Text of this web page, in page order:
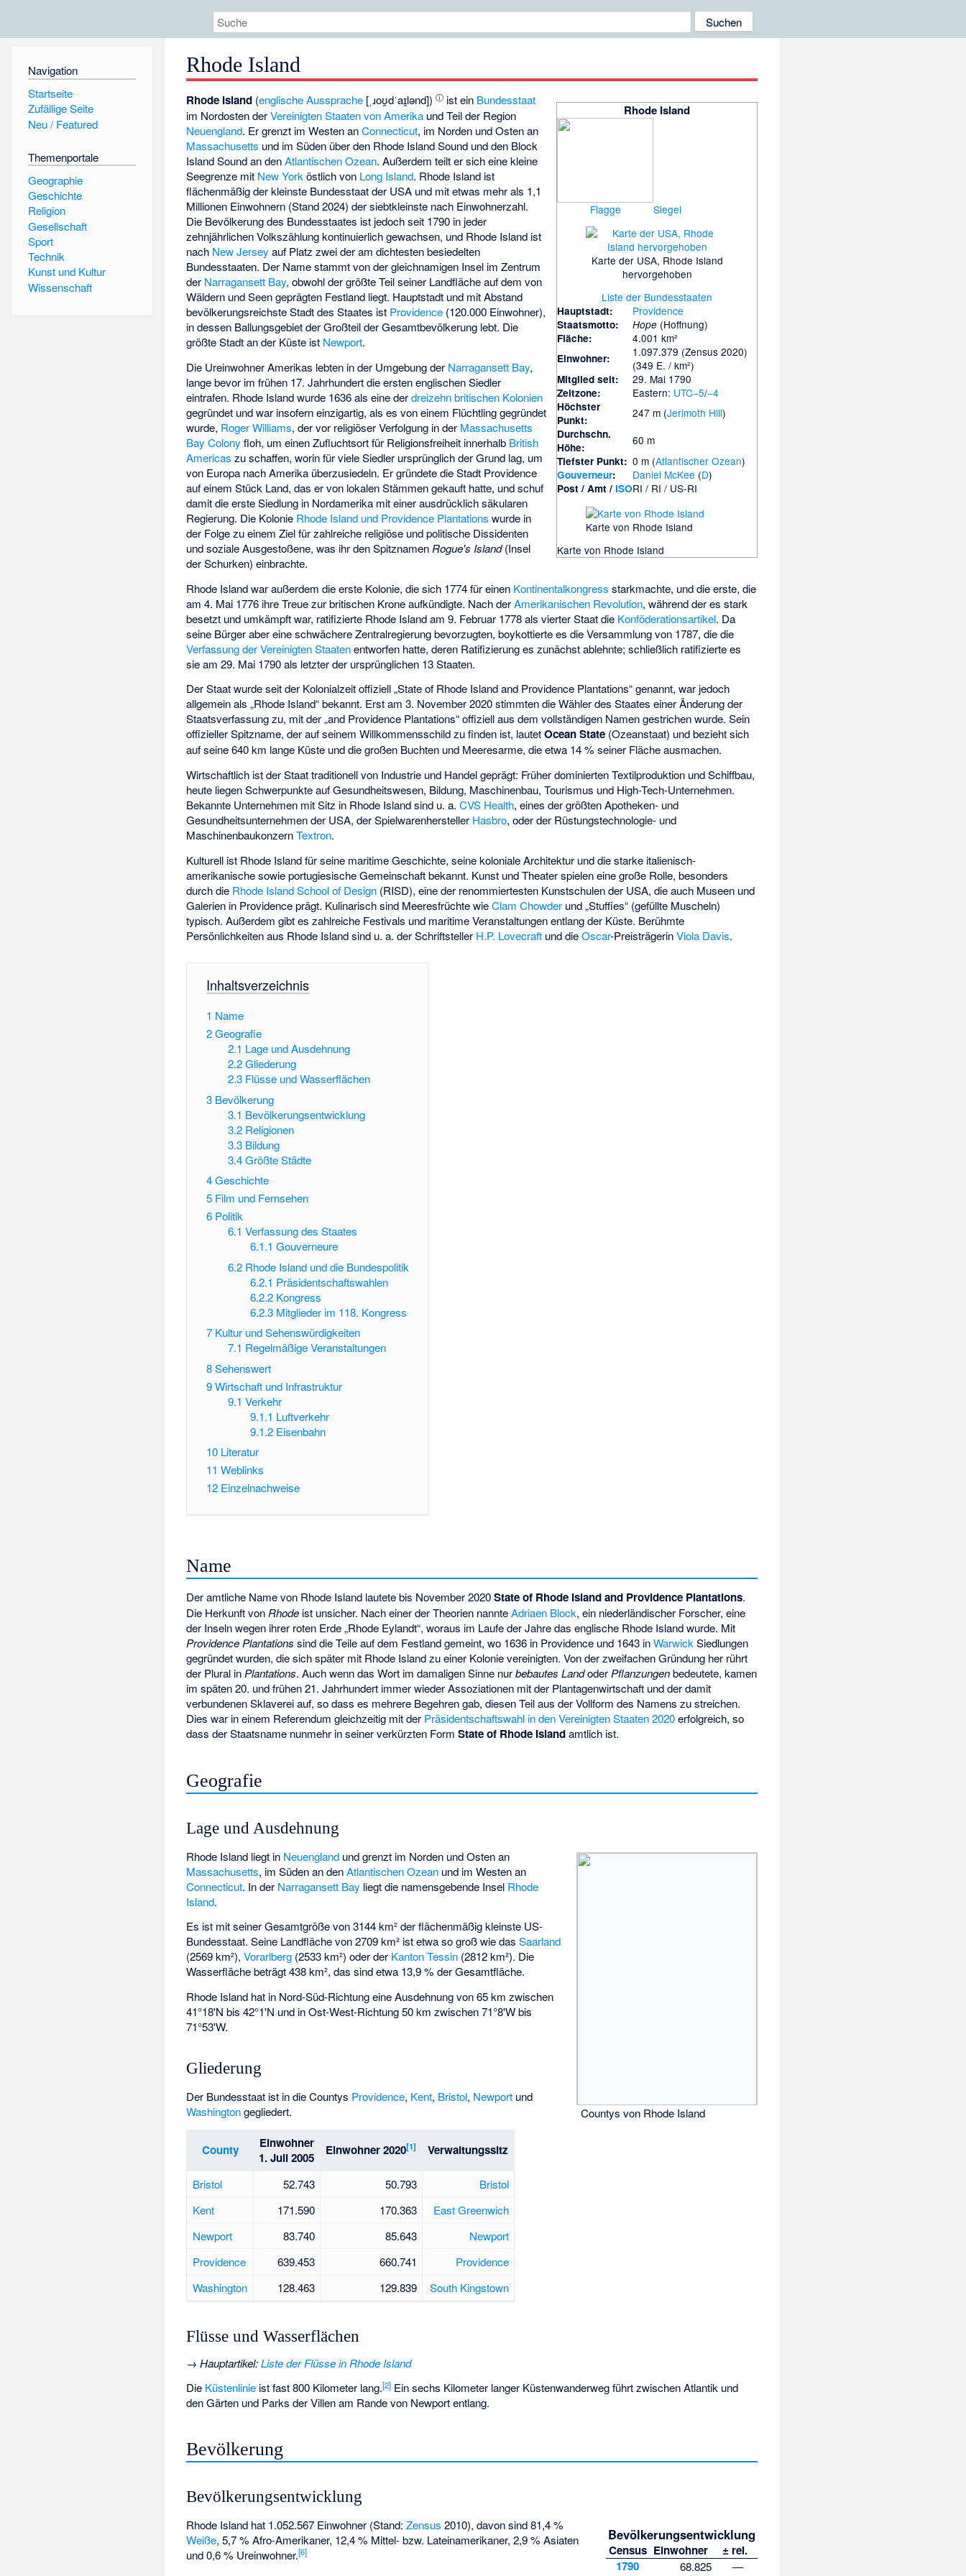
Navigation
Startseite
Zufällige Seite
Neu / Featured
Themenportale
Geographie
Geschichte
Religion
Gesellschaft
Sport
Technik
Kunst und Kultur
Wissenschaft
Rhode Island
Rhode Island
Flagge Siegel
Karte der USA, Rhode Island
hervorgehoben
Liste der Bundesstaaten
Hauptstadt: Providence
Staatsmotto: Hope (Hoffnung)
Fläche: 4.001 km²
Einwohner:
1.097.379 (Zensus 2020)
(349 E. / km²)
Mitglied seit: 29. Mai 1790
Zeitzone: Eastern: UTC−5/−4
Höchster
Punkt:
247 m (Jerimoth Hill)
Durchschn.
Höhe:
60 m
Tiefster Punkt: 0 m (Atlantischer Ozean)
Gouverneur: Daniel McKee (D)
Post / Amt /ISORI / RI / US-RI
Karte von Rhode Island
Karte von Rhode Island
Rhode Island (englische Aussprache [ ˌɹoʊ̯dˈaɪ̯lənd])ⓘ ist ein Bundesstaat
im Nordosten derVereinigten Staaten von Amerika und Teil der Region
Neuengland. Er grenzt im Westen anConnecticut, im Norden und Osten an
Massachusetts und im Süden über den Rhode Island Sound und den Block
Island Soundan denAtlantischen Ozean. Außerdem teilt er sich eine kleine
Seegrenze mit New Yorköstlich von Long Island. Rhode Island ist
flächenmäßig der kleinste Bundesstaat der USA und mit etwas mehr als 1,1
Millionen Einwohnern (Stand 2024) der siebtkleinste nach Einwohnerzahl.
Die Bevölkerung des Bundesstaates ist jedoch seit 1790 in jeder
zehnjährlichen Volkszählung kontinuierlich gewachsen, und Rhode Island ist
nach New Jersey auf Platz zwei der am dichtesten besiedelten
Bundesstaaten. Der Name stammt von der gleichnamigen Insel im Zentrum
der Narragansett Bay, obwohl der größte Teil seiner Landfläche auf dem von
Wäldern und Seen geprägten Festland liegt. Hauptstadt und mit Abstand
bevölkerungsreichste Stadt des Staates ist Providence (120.000 Einwohner),
in dessen Ballungsgebiet der Großteil der Gesamtbevölkerung lebt. Die
größte Stadt an der Küste ist Newport.
Die Ureinwohner Amerikas lebten in der Umgebung der Narragansett Bay,
lange bevor im frühen 17. Jahrhundert die ersten englischen Siedler
eintrafen. Rhode Island wurde 1636 als eine derdreizehn britischen Kolonien
gegründet und war insofern einzigartig, als es von einem Flüchtling gegründet
wurde, Roger Williams, der vor religiöser Verfolgung in der Massachusetts
Bay Colony floh, um einen Zufluchtsort für Religionsfreiheit innerhalb British
Americas zu schaffen, worin für viele Siedler ursprünglich der Grund lag, um
von Europa nach Amerika überzusiedeln. Er gründete die Stadt Providence
auf einem Stück Land, das er von lokalen Stämmen gekauft hatte, und schuf
damit die erste Siedlung in Nordamerika mit einer ausdrücklich säkularen
Regierung. Die Kolonie Rhode Island und Providence Plantations wurde in
der Folge zu einem Ziel für zahlreiche religiöse und politische Dissidenten
und soziale Ausgestoßene, was ihr den Spitznamen Rogue's Island(Insel
der Schurken) einbrachte.
Rhode Island war außerdem die erste Kolonie, die sich 1774 für einen Kontinentalkongress starkmachte, und die erste, die
am 4. Mai 1776 ihre Treue zur britischen Krone aufkündigte. Nach derAmerikanischen Revolution, während der es stark
besetzt und umkämpft war, ratifizierte Rhode Island am 9. Februar 1778 als vierter Staat die Konföderationsartikel. Da
seine Bürger aber eine schwächere Zentralregierung bevorzugten, boykottierte es die Versammlung von 1787, die die
Verfassung der Vereinigten Staatenentworfen hatte, deren Ratifizierung es zunächst ablehnte; schließlich ratifizierte es
sie am 29. Mai 1790 als letzter der ursprünglichen 13 Staaten.
Der Staat wurde seit der Kolonialzeit offiziell „State of Rhode Island and Providence Plantations“ genannt, war jedoch
allgemein als „Rhode Island“ bekannt. Erst am 3. November 2020 stimmten die Wähler des Staates einer Änderung der
Staatsverfassung zu, mit der „and Providence Plantations“ offiziell aus dem vollständigen Namen gestrichen wurde. Sein
offizieller Spitzname, der auf seinem Willkommensschild zu finden ist, lautetOcean State (Ozeanstaat) und bezieht sich
auf seine 640 km lange Küste und die großen Buchten und Meeresarme, die etwa 14 % seiner Fläche ausmachen.
Wirtschaftlich ist der Staat traditionell von Industrie und Handel geprägt: Früher dominierten Textilproduktion und Schiffbau,
heute liegen Schwerpunkte auf Gesundheitswesen, Bildung, Maschinenbau, Tourismus und High-Tech-Unternehmen.
Bekannte Unternehmen mit Sitz in Rhode Island sind u. a.CVS Health, eines der größten Apotheken- und
Gesundheitsunternehmen der USA, der Spielwarenhersteller Hasbro, oder der Rüstungstechnologie- und
MaschinenbaukonzernTextron.
Kulturell ist Rhode Island für seine maritime Geschichte, seine koloniale Architektur und die starke italienisch-
amerikanische sowie portugiesische Gemeinschaft bekannt. Kunst und Theater spielen eine große Rolle, besonders
durch die Rhode Island School of Design (RISD), eine der renommiertesten Kunstschulen der USA, die auch Museen und
Galerien in Providence prägt. Kulinarisch sind Meeresfrüchte wieClam Chowder und „Stuffies“ (gefüllte Muscheln)
typisch. Außerdem gibt es zahlreiche Festivals und maritime Veranstaltungen entlang der Küste. Berühmte
Persönlichkeiten aus Rhode Island sind u. a. der Schriftsteller H.P. Lovecraft und dieOscar-PreisträgerinViola Davis.
Inhaltsverzeichnis
1 Name
2Geografie
2.1 Lage und Ausdehnung
2.2 Gliederung
2.3 Flüsse und Wasserflächen
3 Bevölkerung
3.1 Bevölkerungsentwicklung
3.2 Religionen
3.3 Bildung
3.4 Größte Städte
4Geschichte
5 Film und Fernsehen
6 Politik
6.1 Verfassung des Staates
6.1.1 Gouverneure
6.2 Rhode Island und die Bundespolitik
6.2.1 Präsidentschaftswahlen
6.2.2 Kongress
6.2.3 Mitglieder im 118. Kongress
7 Kultur und Sehenswürdigkeiten
7.1 Regelmäßige Veranstaltungen
8Sehenswert
9Wirtschaft und Infrastruktur
9.1 Verkehr
9.1.1 Luftverkehr
9.1.2 Eisenbahn
10 Literatur
11 Weblinks
12 Einzelnachweise
Name
Der amtliche Name von Rhode Island lautete bis November 2020State of Rhode Island and Providence Plantations.
Die Herkunft von Rhode ist unsicher. Nach einer der Theorien nannteAdriaen Block, ein niederländischer Forscher, eine
der Inseln wegen ihrer roten Erde „Rhode Eylandt“, woraus im Laufe der Jahre das englische Rhode Island wurde. Mit
Providence Plantations sind die Teile auf dem Festland gemeint, wo 1636 in Providence und 1643 inWarwick Siedlungen
gegründet wurden, die sich später mit Rhode Island zu einer Kolonie vereinigten. Von der zweifachen Gründung her rührt
der Plural in Plantations. Auch wenn das Wort im damaligen Sinne nurbebautes Landoder Pflanzungenbedeutete, kamen
im späten 20. und frühen 21. Jahrhundert immer wieder Assoziationen mit der Plantagenwirtschaft und der damit
verbundenen Sklaverei auf, so dass es mehrere Begehren gab, diesen Teil aus der Vollform des Namens zu streichen.
Dies war in einem Referendum gleichzeitig mit der Präsidentschaftswahl in den Vereinigten Staaten 2020erfolgreich, so
dass der Staatsname nunmehr in seiner verkürzten FormState of Rhode Islandamtlich ist.
Geografie
Lage und Ausdehnung
Countys von Rhode Island
Rhode Island liegt in Neuengland und grenzt im Norden und Osten an
Massachusetts, im Süden an denAtlantischen Ozean und im Westen an
Connecticut. In der Narragansett Bay liegt die namensgebende Insel Rhode
Island.
Es ist mit seiner Gesamtgröße von 3144 km² der flächenmäßig kleinste US-
Bundesstaat. Seine Landfläche von 2709 km² ist etwa so groß wie dasSaarland
(2569 km²),Vorarlberg (2533 km²) oder der Kanton Tessin (2812 km²). Die
Wasserfläche beträgt 438 km², das sind etwa 13,9 % der Gesamtfläche.
Rhode Island hat in Nord-Süd-Richtung eine Ausdehnung von 65 km zwischen
41°18'N bis 42°1'N und in Ost-West-Richtung 50 km zwischen 71°8'W bis
71°53'W.
Gliederung
Der Bundesstaat ist in die Countys Providence, Kent, Bristol, Newport und
Washingtongegliedert.
County
Einwohner
1. Juli 2005
Einwohner 2020[1] Verwaltungssitz
Bristol 52.743 50.793
Bristol
Kent
171.590 170.363
East Greenwich
Newport
83.740 85.643
Newport
Providence
639.453 660.741
Providence
Washington
128.463 129.839 South Kingstown
Flüsse und Wasserflächen
→Hauptartikel:Liste der Flüsse in Rhode Island
Die Küstenlinie ist fast 800 Kilometer lang.[2] Ein sechs Kilometer langer Küstenwanderweg führt zwischen Atlantik und
den Gärten und Parks der Villen am Rande von Newport entlang.
Bevölkerung
Bevölkerungsentwicklung
Bevölkerungsentwicklung
Census Einwohner
± rel.
1790
68.825 —
Rhode Island hat 1.052.567 Einwohner (Stand:Zensus 2010), davon sind 81,4 %
Weiße, 5,7 % Afro-Amerikaner, 12,4 % Mittel- bzw. Lateinamerikaner, 2,9 % Asiaten
und 0,6 % Ureinwohner.[6]